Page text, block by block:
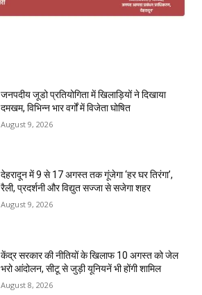
जनपदीय जूडो प्रतियोगिता में खिलाड़ियों ने दिखाया
दमखम, विभिन्न भार वर्गों में विजेता घोषित
August 9, 2026
देहरादून में 9 से 17 अगस्त तक गूंजेगा ‘हर घर तिरंगा’,
रैली, प्रदर्शनी और विद्युत सज्जा से सजेगा शहर
August 9, 2026
केंद्र सरकार की नीतियों के खिलाफ 10 अगस्त को जेल
भरो आंदोलन, सीटू से जुड़ी यूनियनें भी होंगी शामिल
August 8, 2026